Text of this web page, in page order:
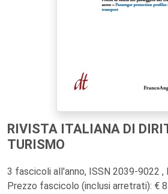
RIVISTA ITALIANA DI
TURISMO
3 fascicoli all'anno, ISSN 2039-9022 ,
Prezzo fascicolo (inclusi arretrati): €